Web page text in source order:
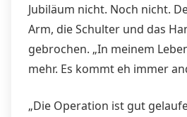
Jubiläum nicht. Noch nicht.
Arm, die Schulter und das
gebrochen. „In meinem
mehr. Es kommt eh immer
„Die Operation ist gut